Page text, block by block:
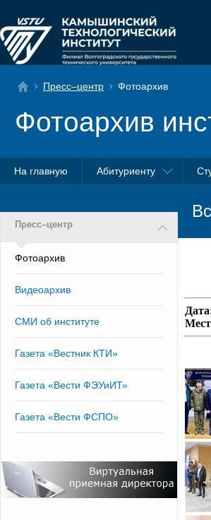
Пресс–центр Фотоархив
Фотоархив
На главную Абитуриенту
Пресс–центр
Фотоархив
Видеоархив
СМИ об институте
Газета «Вестник КТИ»
Газета «Вести ФЭУиИТ»
Газета «Вести ФСПО»